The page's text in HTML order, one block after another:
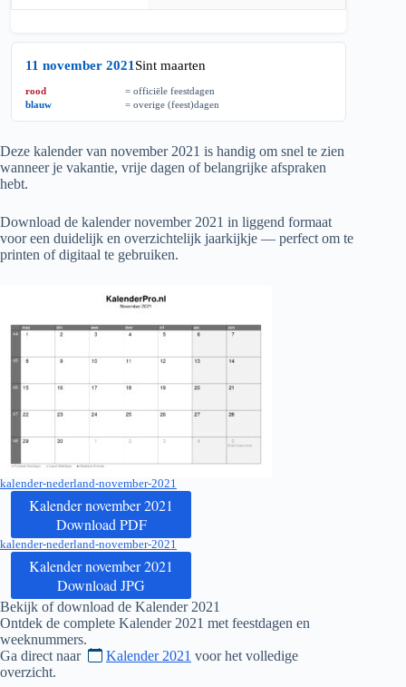
11 november 2021Sint maarten
rood
= officiële feestdagen
blauw
= overige (feest)dagen
Deze kalender van november 2021 is handig om snel te zien
wanneer je vakantie, vrije dagen of belangrijke afspraken
hebt.
Download de kalender november 2021 in liggend formaat
voor een duidelijk en overzichtelijk jaarkijkje — perfect om te
printen of digitaal te gebruiken.
kalender-nederland-november-2021
Kalender november 2021
Download PDF
kalender-nederland-november-2021
Kalender november 2021
Download JPG
Bekijk of download de Kalender 2021
Ontdek de complete Kalender 2021 met feestdagen en
weeknummers.
Ga direct naar
Kalender 2021 voor het volledige
overzicht.